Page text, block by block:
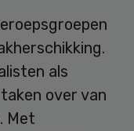
als
over van
Met